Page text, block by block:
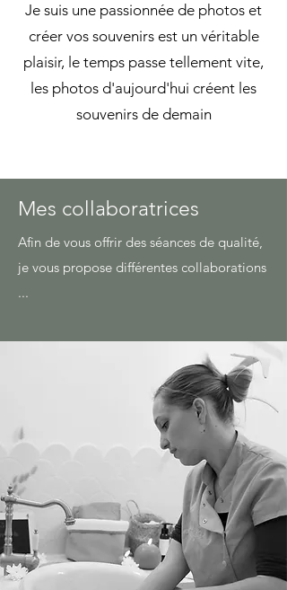
Je suis une passionnée de photos et
créer vos souvenirs est un véritable
plaisir, le temps passe tellement vite,
les photos d'aujourd'hui créent les
souvenirs de demain
Mes collaboratrices
Afin de vous offrir des séances de qualité,
je vous propose différentes collaborations
...